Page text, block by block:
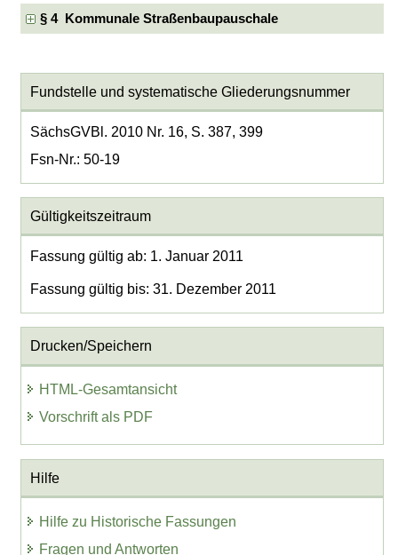
§ 4 Kommunale Straßenbaupauschale
Fundstelle und systematische Gliederungsnummer
SächsGVBl. 2010 Nr. 16, S. 387, 399
Fsn-Nr.: 50-19
Gültigkeitszeitraum
Fassung gültig ab: 1. Januar 2011
Fassung gültig bis: 31. Dezember 2011
Drucken/Speichern
HTML-Gesamtansicht
Vorschrift als PDF
Hilfe
Hilfe zu Historische Fassungen
Fragen und Antworten